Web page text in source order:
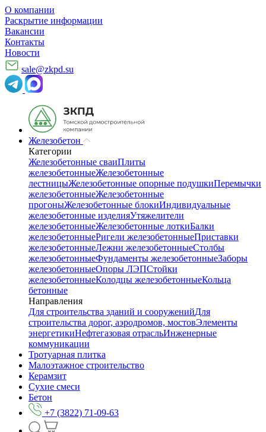
О компании
Раскрытие информации
Вакансии
Контакты
Новости
sale@zkpd.su
Железобетон
Категории
Железобетонные сваиПлиты
железобетонныеЖелезобетонные
лестницыЖелезобетонные опорные подушкиПеремычки
железобетонныеЖелезобетонные
прогоныЖелезобетонные блокиИндивидуальные
железобетонные изделияУтяжелители
железобетонныеЖелезобетонные лоткиБалки
железобетонныеРигели железобетонныеПриставки
железобетонныеЛежни железобетонныеСтолбы
железобетонныеФундаменты железобетонныеЗаборы
железобетонныеОпоры ЛЭПСтойки
железобетонныеКолодцы железобетонныеКольца
бетонные
Направления
Для строительства зданий и сооруженийДля
строительства дорог, аэродромов, мостовЭлементы
энергетикиНефтегазовая отрасльИнженерные
коммуникации
Тротуарная плитка
Малоэтажное строительство
Керамзит
Сухие смеси
Бетон
+7 (3822) 71-09-63